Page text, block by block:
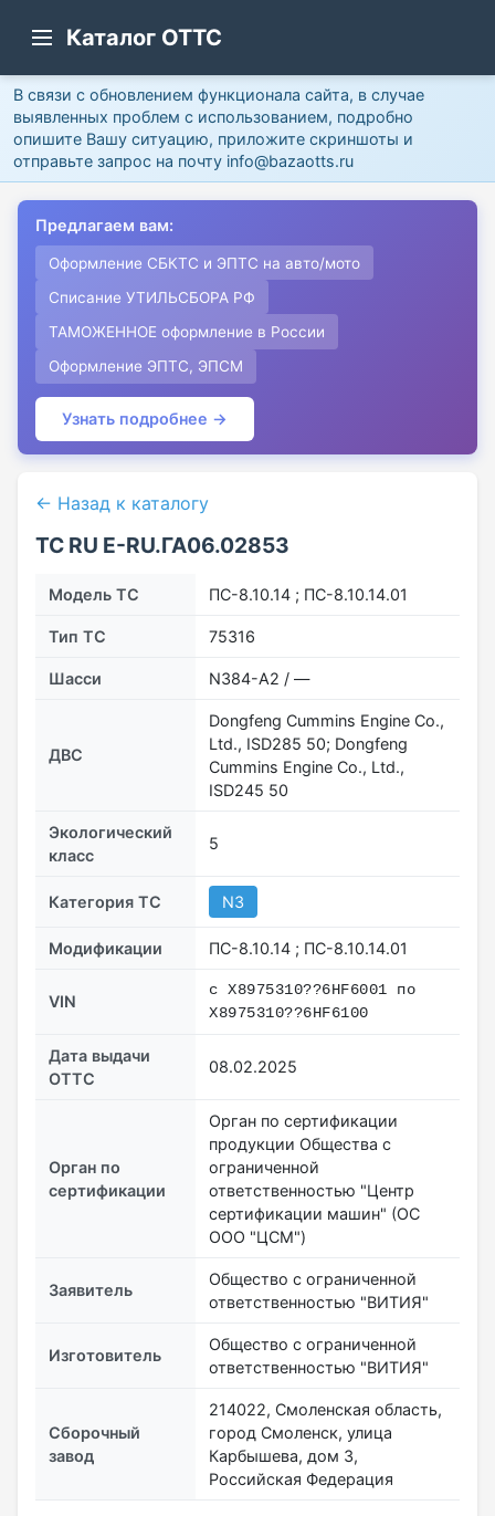
Каталог ОТТС
В связи с обновлением функционала сайта, в случае
выявленных проблем с использованием, подробно
опишите Вашу ситуацию, приложите скриншоты и
отправьте запрос на почту info@bazaotts.ru
Предлагаем вам:
Оформление СБКТС и ЭПТС на авто/мото
Списание УТИЛЬСБОРА РФ
ТАМОЖЕННОЕ оформление в России
Оформление ЭПТС, ЭПСМ
Узнать подробнее →
← Назад к каталогу
ТС RU Е-RU.ГА06.02853
Модель ТС ПС-8.10.14 ; ПС-8.10.14.01
Тип ТС 75316
Шасси N384-A2 / —
ДВС
Dongfeng Cummins Engine Co.,
Ltd., ISD285 50; Dongfeng
Cummins Engine Co., Ltd.,
ISD245 50
Экологический
класс
5
Категория ТС N3
Модификации ПС-8.10.14 ; ПС-8.10.14.01
VIN
с X8975310??6HF6001 по
X8975310??6HF6100
Дата выдачи
ОТТС
08.02.2025
Орган по
сертификации
Орган по сертификации
продукции Общества с
ограниченной
ответственностью "Центр
сертификации машин" (ОС
ООО "ЦСМ")
Заявитель
Общество с ограниченной
ответственностью "ВИТИЯ"
Изготовитель
Общество с ограниченной
ответственностью "ВИТИЯ"
Сборочный
завод
214022, Смоленская область,
город Смоленск, улица
Карбышева, дом 3,
Российская Федерация